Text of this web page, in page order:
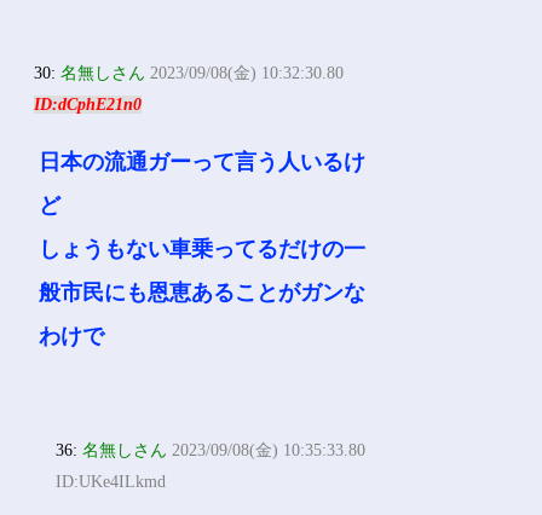
30:名無しさん 2023/09/08(金) 10:32:30.80
ID:dCphE21n0
日本の流通ガーって言う人いるけ
ど
しょうもない車乗ってるだけの一
般市民にも恩恵あることがガンな
わけで
36:名無しさん 2023/09/08(金) 10:35:33.80
ID:UKe4ILkmd